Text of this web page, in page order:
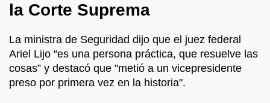
la Corte Suprema
La ministra de Seguridad dijo que el juez federal
Ariel Lijo “es una persona práctica, que resuelve las
cosas” y destacó que "metió a un vicepresidente
preso por primera vez en la historia".